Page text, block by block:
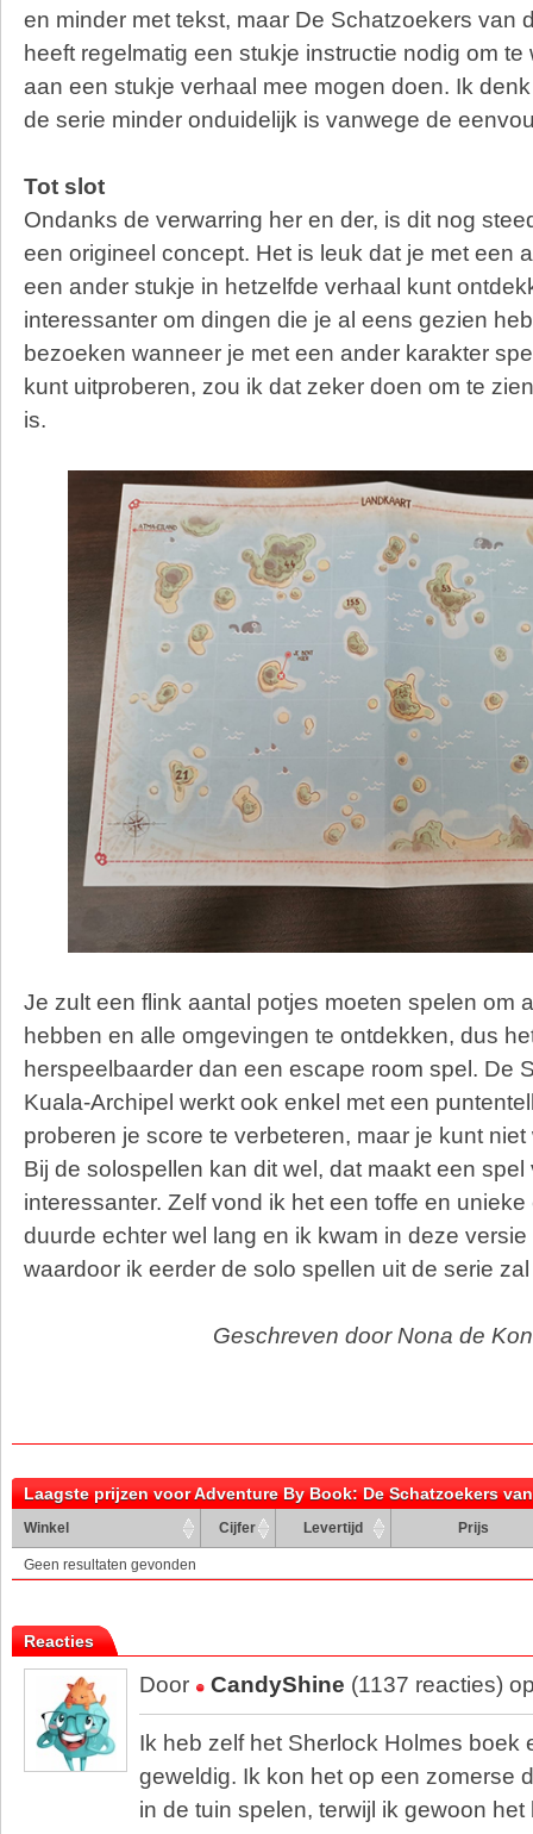
en minder met tekst, maar De Schatzoekers van
heeft regelmatig een stukje instructie nodig om
aan een stukje verhaal mee mogen doen. Ik
de serie minder onduidelijk is vanwege de
Tot slot
Ondanks de verwarring her en der, is dit nog
een origineel concept. Het is leuk dat je met een
een ander stukje in hetzelfde verhaal kunt
interessanter om dingen die je al eens gezien
bezoeken wanneer je met een ander karakter
kunt uitproberen, zou ik dat zeker doen om te
is.
Je zult een flink aantal potjes moeten spelen om
hebben en alle omgevingen te ontdekken, dus
herspeelbaarder dan een escape room spel. De
Kuala-Archipel werkt ook enkel met een
proberen je score te verbeteren, maar je kunt
Bij de solospellen kan dit wel, dat maakt een spel
interessanter. Zelf vond ik het een toffe en
duurde echter wel lang en ik kwam in deze
waardoor ik eerder de solo spellen uit de serie
Geschreven door Nona de
Laagste prijzen voor Adventure By Book: De Schatzoekers
(Bordspellen)
Winkel Cijfer Levertijd Prijs
Geen resultaten gevonden
Reacties
Door CandyShine (1137 reacties)
Ik heb zelf het Sherlock Holmes boek
geweldig. Ik kon het op een zomerse
in de tuin spelen, terwijl ik gewoon